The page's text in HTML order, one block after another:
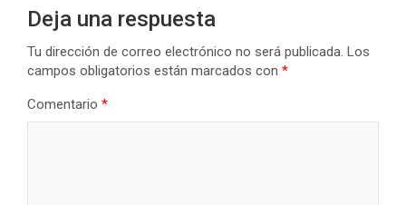
Deja una respuesta
Tu dirección de correo electrónico no será publicada. Los
campos obligatorios están marcados con *
Comentario *